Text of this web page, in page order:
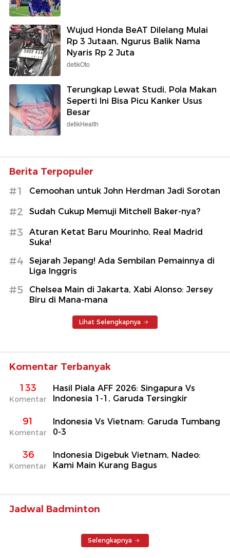
Wujud Honda BeAT Dilelang Mulai
Rp 3 Jutaan, Ngurus Balik Nama
Nyaris Rp 2 Juta
detikOto
Terungkap Lewat Studi, Pola Makan
Seperti Ini Bisa Picu Kanker Usus
Besar
detikHealth
Berita Terpopuler
#1 Cemoohan untuk John Herdman Jadi Sorotan
#2 Sudah Cukup Memuji Mitchell Baker-nya?
#3
Aturan Ketat Baru Mourinho, Real Madrid
Suka!
#4
Sejarah Jepang! Ada Sembilan Pemainnya di
Liga Inggris
#5
Chelsea Main di Jakarta, Xabi Alonso: Jersey
Biru di Mana-mana
Lihat Selengkapnya
Komentar Terbanyak
133
Komentar
Hasil Piala AFF 2026: Singapura Vs
Indonesia 1-1, Garuda Tersingkir
91
Komentar
Indonesia Vs Vietnam: Garuda Tumbang
0-3
36
Komentar
Indonesia Digebuk Vietnam, Nadeo:
Kami Main Kurang Bagus
Jadwal Badminton
Selengkapnya